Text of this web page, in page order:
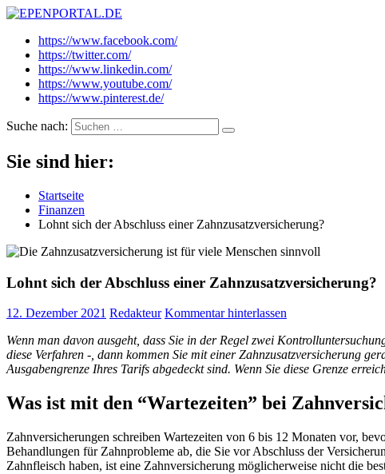
EPENPORTAL.DE
Epische News aus Politik, Finanzen & Gesellschaft
https://www.facebook.com/
https://twitter.com/
https://www.linkedin.com/
https://www.youtube.com/
https://www.pinterest.de/
Suche nach:
Sie sind hier:
Startseite
Finanzen
Lohnt sich der Abschluss einer Zahnzusatzversicherung?
Lohnt sich der Abschluss einer Zahnzusatzversicherung?
12. Dezember 2021 Redakteur Kommentar hinterlassen
Wenn man davon ausgeht, dass Sie in der Regel zwei
diese Verfahren -, dann kommen Sie mit einer Zahnzusatzversicherung
Ausgabengrenze Ihres Tarifs abgedeckt sind. Wenn Sie diese Grenze
Was ist mit den “Wartezeiten” bei
Zahnversicherungen schreiben Wartezeiten von 6 bis 12 Monaten vor,
Behandlungen für Zahnprobleme ab, die Sie vor Abschluss der
Zahnfleisch haben, ist eine Zahnversicherung möglicherweise nicht die